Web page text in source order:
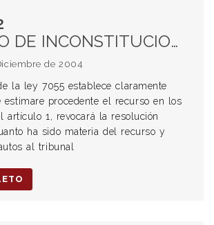
al cual es remitida la causa para ser nuevamente juzgada cuando la Corte Suprema declara procedente el recurso y anula la decisión recurrida. Reenvío.
de 2004
la ley 7055 establece claramente
estimare procedente el recurso en los
artículo 1, revocará la resolución
ha sido materia del recurso y
al tribunal